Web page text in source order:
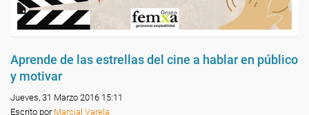
Aprende de las estrellas del cine a hablar en público
y motivar
Jueves, 31 Marzo 2016 15:11
Escrito por Marcial Varela